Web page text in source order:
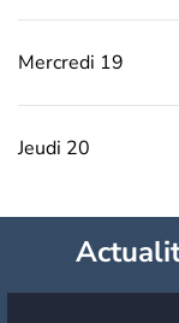
Mercredi 19
Jeudi 20